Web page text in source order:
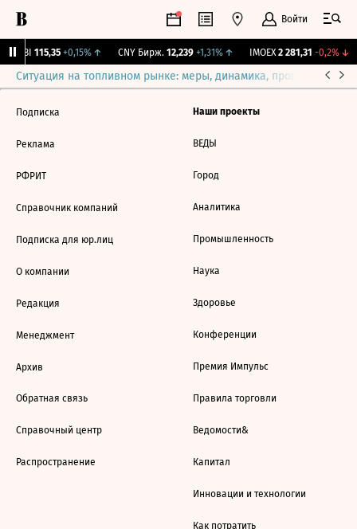
Войти
RGBI 115,35 +0,15%↑ CNY Бирж. 12,239 +1,31%↑ IMOEX 2 281,31 -0,2%↓
Ситуация на топливном рынке: меры, динамика, прогнозы
Подписка
Реклама
РФРИТ
Справочник компаний
Подписка для юр.лиц
О компании
Редакция
Менеджмент
Архив
Обратная связь
Справочный центр
Распространение
Наши проекты
ВЕДЫ
Город
Аналитика
Промышленность
Наука
Здоровье
Конференции
Премия Импульс
Правила торговли
Ведомости&
Капитал
Инновации и технологии
Как потратить